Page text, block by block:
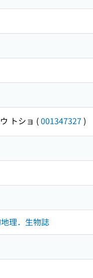
トショ (001347327 )
理．生物誌